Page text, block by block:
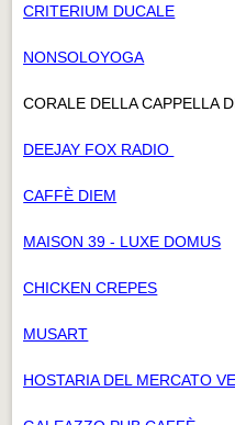
CRITERIUM DUCALE
NONSOLOYOGA
CORALE DELLA CAPPELLA
DEEJAY FOX RADIO
CAFFÈ DIEM
MAISON 39 - LUXE DOMUS
CHICKEN CREPES
MUSART
HOSTARIA DEL MERCATO